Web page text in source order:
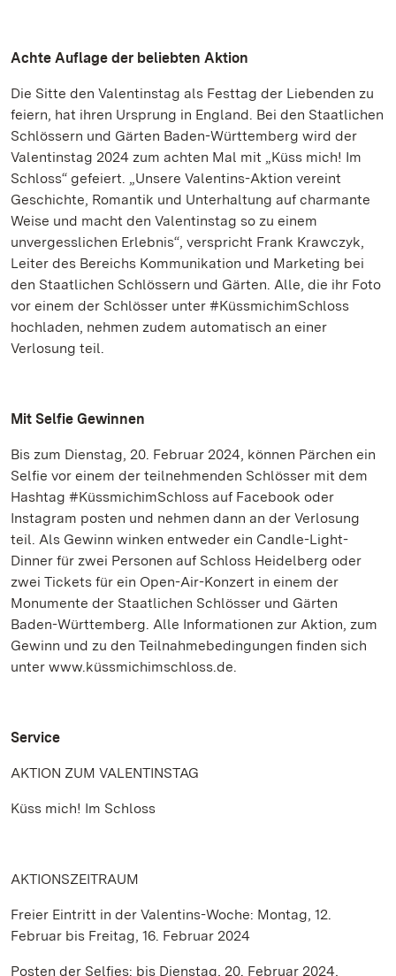
Achte Auflage der beliebten Aktion
Die Sitte den Valentinstag als Festtag der Liebenden zu
feiern, hat ihren Ursprung in England. Bei den Staatlichen
Schlössern und Gärten Baden-Württemberg wird der
Valentinstag 2024 zum achten Mal mit „Küss mich! Im
Schloss“ gefeiert. „Unsere Valentins-Aktion vereint
Geschichte, Romantik und Unterhaltung auf charmante
Weise und macht den Valentinstag so zu einem
unvergesslichen Erlebnis“, verspricht Frank Krawczyk,
Leiter des Bereichs Kommunikation und Marketing bei
den Staatlichen Schlössern und Gärten. Alle, die ihr Foto
vor einem der Schlösser unter #KüssmichimSchloss
hochladen, nehmen zudem automatisch an einer
Verlosung teil.
Mit Selfie Gewinnen
Bis zum Dienstag, 20. Februar 2024, können Pärchen ein
Selfie vor einem der teilnehmenden Schlösser mit dem
Hashtag #KüssmichimSchloss auf Facebook oder
Instagram posten und nehmen dann an der Verlosung
teil. Als Gewinn winken entweder ein Candle-Light-
Dinner für zwei Personen auf Schloss Heidelberg oder
zwei Tickets für ein Open-Air-Konzert in einem der
Monumente der Staatlichen Schlösser und Gärten
Baden-Württemberg. Alle Informationen zur Aktion, zum
Gewinn und zu den Teilnahmebedingungen finden sich
unter www.küssmichimschloss.de.
Service
AKTION ZUM VALENTINSTAG
Küss mich! Im Schloss
AKTIONSZEITRAUM
Freier Eintritt in der Valentins-Woche: Montag, 12.
Februar bis Freitag, 16. Februar 2024
Posten der Selfies: bis Dienstag, 20. Februar 2024,